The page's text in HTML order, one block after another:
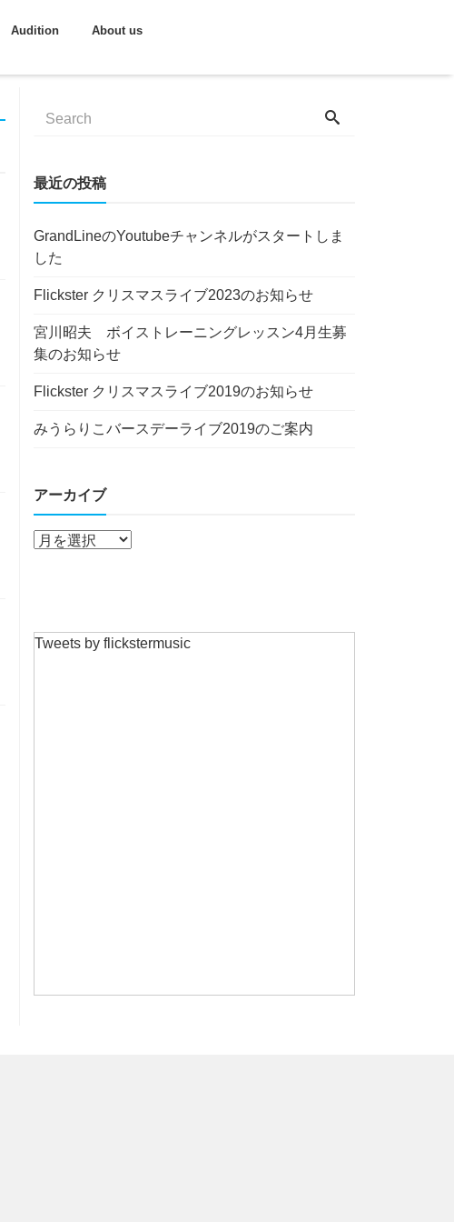
Audition About us
最近の投稿
GrandLineのYoutubeチャンネルがスタートしま
した
Flickster クリスマスライブ2023のお知らせ
宮川昭夫 ボイストレーニングレッスン4月生募
集のお知らせ
Flickster クリスマスライブ2019のお知らせ
みうらりこバースデーライブ2019のご案内
アーカイブ
Tweets by flickstermusic